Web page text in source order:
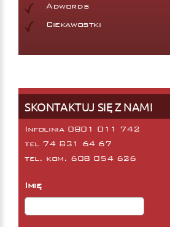
Adwords
Ciekawostki
SKONTAKTUJ SIĘ Z NAMI
Infolinia 0801 011 742
tel 74 831 64 67
tel. kom. 608 054 626
Imię